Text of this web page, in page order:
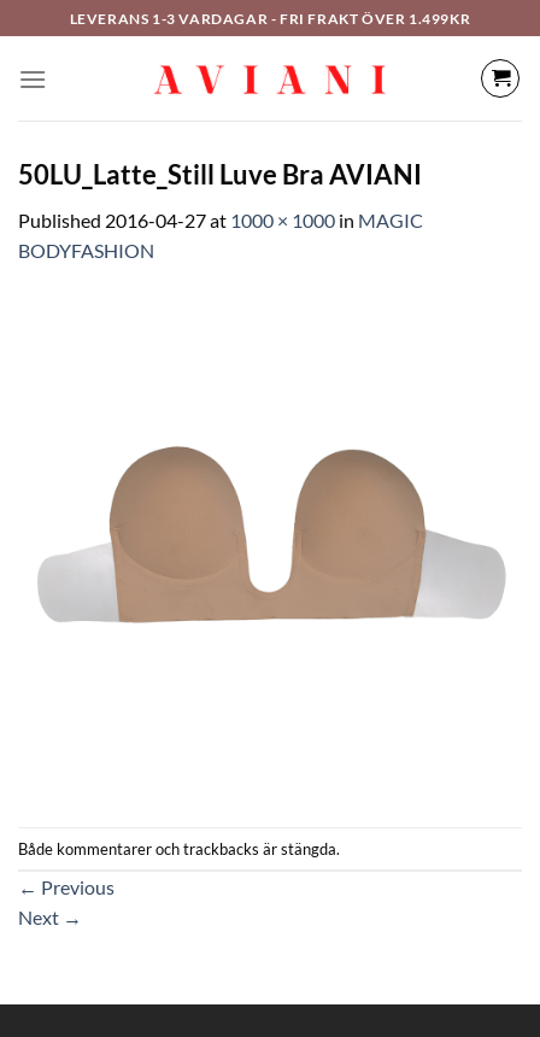
till
innehåll
LEVERANS 1-3 VARDAGAR - FRI FRAKT ÖVER 1.499KR
50LU_Latte_Still Luve Bra AVIANI
Published 2016-04-27at 1000 × 1000 in MAGIC
BODYFASHION
Både kommentarer och trackbacks är stängda.
← Previous
Next →